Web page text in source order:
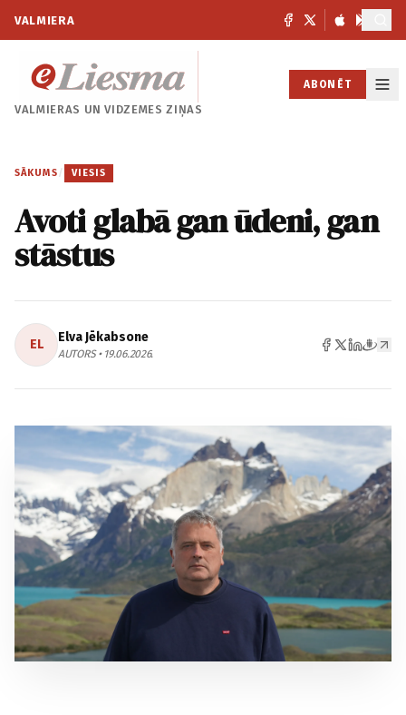
VALMIERA
VALMIERAS UNVIDZEMES ZIŅAS
ABONĒT
SĀKUMS / VIESIS
Avoti glabā gan ūdeni, gan
stāstus
EL Elva Jēkabsone
AUTORS • 19.06.2026.